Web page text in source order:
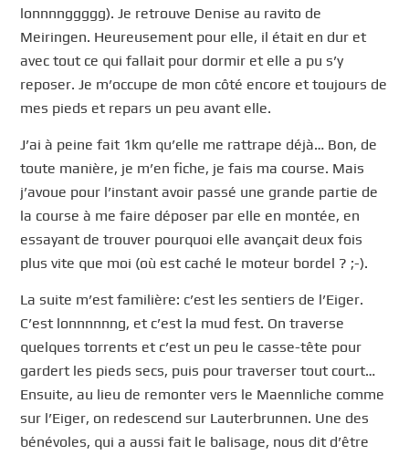
lonnnnggggg). Je retrouve Denise au ravito de
Meiringen. Heureusement pour elle, il était en dur et
avec tout ce qui fallait pour dormir et elle a pu s’y
reposer. Je m’occupe de mon côté encore et toujours de
mes pieds et repars un peu avant elle.
J’ai à peine fait 1km qu’elle me rattrape déjà… Bon, de
toute manière, je m’en fiche, je fais ma course. Mais
j’avoue pour l’instant avoir passé une grande partie de
la course à me faire déposer par elle en montée, en
essayant de trouver pourquoi elle avançait deux fois
plus vite que moi (où est caché le moteur bordel ? ;-).
La suite m’est familière: c’est les sentiers de l’Eiger.
C’est lonnnnnng, et c’est la mud fest. On traverse
quelques torrents et c’est un peu le casse-tête pour
gardert les pieds secs, puis pour traverser tout court…
Ensuite, au lieu de remonter vers le Maennliche comme
sur l’Eiger, on redescend sur Lauterbrunnen. Une des
bénévoles, qui a aussi fait le balisage, nous dit d’être